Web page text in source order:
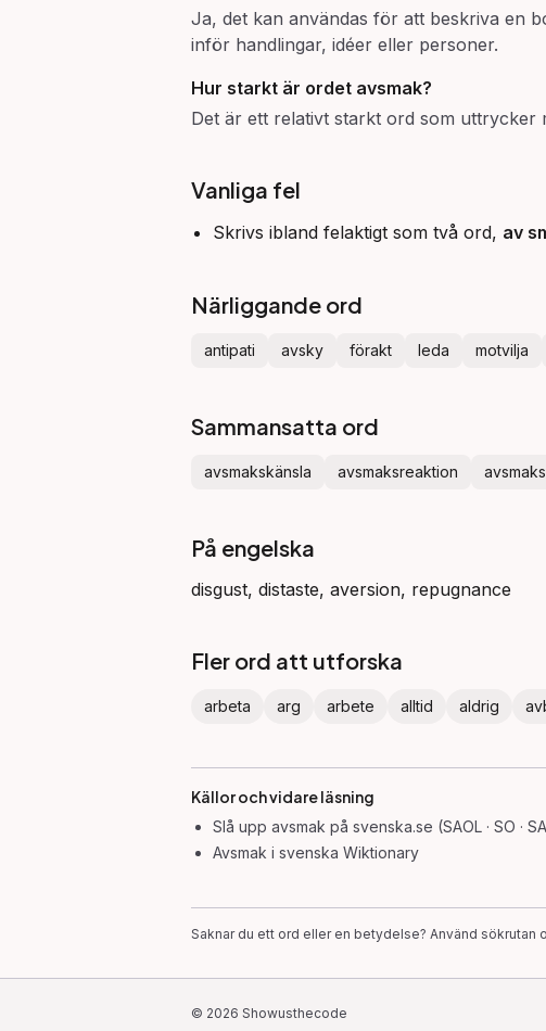
Ja, det kan användas för att beskriva en
inför handlingar, idéer eller personer.
Hur starkt är ordet avsmak?
Det är ett relativt starkt ord som uttrycker
Vanliga fel
Skrivs ibland felaktigt som två ord, av
Närliggande ord
antipati avsky förakt leda motvilja
Sammansatta ord
avsmakskänsla avsmaksreaktion
På engelska
disgust, distaste, aversion, repugnance
Fler ord att utforska
arbeta arg arbete alltid aldrig
Källor och vidare läsning
Slå upp avsmak på svenska.se (SAOL · SO ·
Avsmak i svenska Wiktionary
Saknar du ett ord eller en betydelse? Använd sökrutan
© 2026 Showusthecode